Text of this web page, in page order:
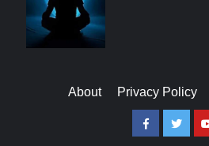
About Privacy Policy
FacebookTwitter